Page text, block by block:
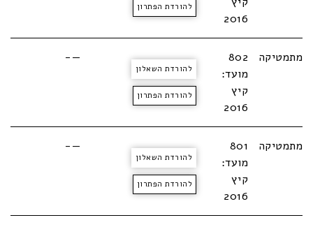
2016
להורדת הפתרון
מתמטיקה
802
מועד:
קיץ
2016
להורדת השאלון
להורדת הפתרון
—-
מתמטיקה
801
מועד:
קיץ
2016
להורדת השאלון
להורדת הפתרון
—-